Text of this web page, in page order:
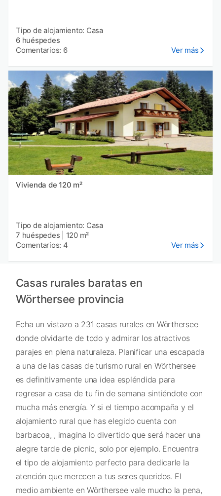
Tipo de alojamiento: Casa
6 huéspedes
Comentarios: 6
Ver más
Vivienda de 120 m²
Tipo de alojamiento: Casa
7 huéspedes
120 m²
Comentarios: 4
Ver más
Casas rurales baratas en
Wörthersee provincia
Echa un vistazo a 231 casas rurales en Wörthersee
donde olvidarte de todo y admirar los atractivos
parajes en plena naturaleza. Planificar una escapada
a una de las casas de turismo rural en Wörthersee
es definitivamente una idea espléndida para
regresar a casa de tu fin de semana sintiéndote con
mucha más energía. Y si el tiempo acompaña y el
alojamiento rural que has elegido cuenta con
barbacoa, , imagina lo divertido que será hacer una
alegre tarde de picnic, solo por ejemplo. Encuentra
el tipo de alojamiento perfecto para dedicarle la
atención que merecen a tus seres queridos. El
medio ambiente en Wörthersee vale mucho la pena,